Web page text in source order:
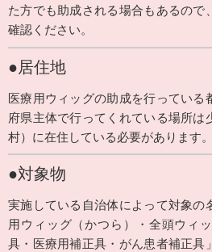
た方でも助成される場合もあるので
確認ください。
●居住地
医療用ウィッグの助成を行っている
府県主体で行ってくれている場所
村）に在住している必要があります。
●対象物
実施している自治体によって対象の
用ウィッグ（かつら）・全頭ウィ
具・医療用補正具・がん患者補正具